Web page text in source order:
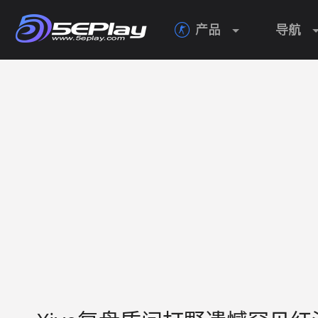
 产品 导航